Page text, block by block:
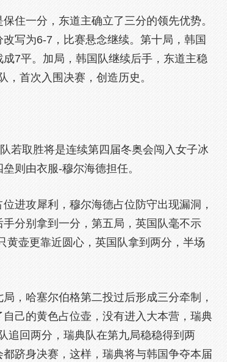
住一分，东道主确立了三分的领先优势。
写为6-7，比赛悬念继续。第十局，韩国
7平。加局，韩国队继续后手，东道主稳
首次入围决赛，创造历史。
若取胜将是连续第四届冬奥会闯入女子冰
则由衣服-穆尔海德担任。
进攻犀利，穆尔海德占位防守出现漏洞，
分别拿到一分，第五局，英国队毫不示
黄壶更靠近圆心，英国队拿到两分，半场
，哈塞尔伯格第二投过后形成三分牵制，
己的黄色占位壶，没有进入大本营，瑞典
追回两分，瑞典队在第九局稳稳得到两
跻身决赛，这样，瑞典将与韩国争夺本届